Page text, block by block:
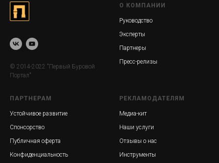
© 2014-2022 "Первый Буровой
Портал"
О КОМПАНИИ
Руководство
Эксперты
Партнеры
Пресс-релизы
ПАРТНЕРАМ
Устойчивое развитие
Спонсорство
Публичная оферта
Конфиденциальность
РЕКЛАМОДАТЕЛЯМ
Медиа-кит
Наши услуги
Отзывы о нас
Инструменты